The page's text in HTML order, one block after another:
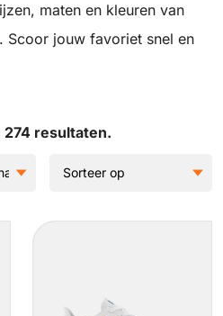
maten en kleuren van
Scoor jouw favoriet snel en
274 resultaten.